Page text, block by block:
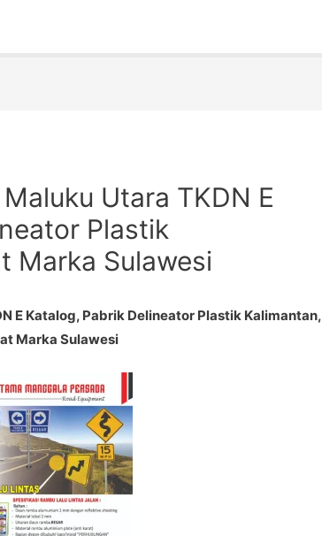
Utara TKDN E
Plastik
Marka Sulawesi
E Katalog, Pabrik Delineator Plastik Kalimantan,
Marka Sulawesi